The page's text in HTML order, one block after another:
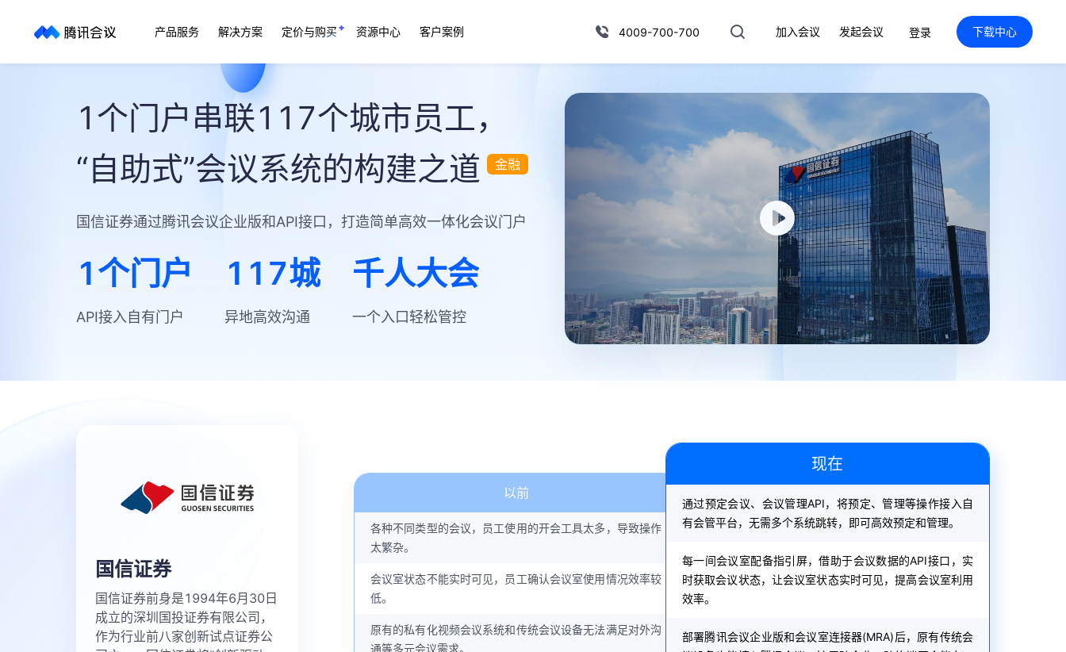
产品服务 解决方案 定价与购买 资源中心 客户案例 4009-700-700 加入会议 发起会议 登录 下载中心
1个门户串联117个城市员工，
“自助式”会议系统的构建之道
金融
国信证券通过腾讯会议企业版和API接口，打造简单高效一体化会议门户
1个门户
API接入自有门户
117城
异地高效沟通
千人大会
一个入口轻松管控
国信证券
国信证券前身是1994年6月30日
成立的深圳国投证券有限公司，
作为行业前八家创新试点证券公
以前
各种不同类型的会议，员工使用的开会工具太多，导致操作
太繁杂。
会议室状态不能实时可见，员工确认会议室使用情况效率较
低。
原有的私有化视频会议系统和传统会议设备无法满足对外沟
通等多元会议需求。
现在
通过预定会议、会议管理API，将预定、管理等操作接入自
有会管平台，无需多个系统跳转，即可高效预定和管理。
每一间会议室配备指引屏，借助于会议数据的API接口，实
时获取会议状态，让会议室状态实时可见，提高会议室利用
效率。
部署腾讯会议企业版和会议室连接器(MRA)后，原有传统会